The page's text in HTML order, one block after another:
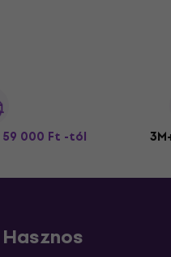
59 000 Ft -tól
Hasznos